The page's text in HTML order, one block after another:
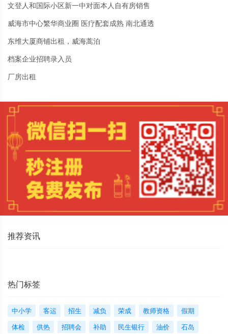
文登人和国际小区新一中对面本人自有房销售
威海市中心繁华商业圈 医疗配套成熟 南北通透
东维大厦商铺出租，威海蒿泊
档案企业招聘录入员
厂房出租
推荐资讯
热门标签
中小学 客运 招生 减负 荣成 教师资格
假期
体检
供热 招聘会 补助 民生银行 油价
石岛